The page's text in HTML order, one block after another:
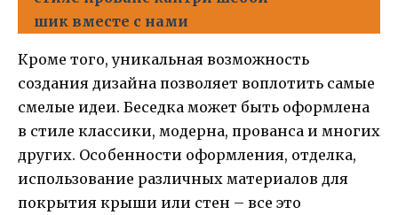
шик вместе с нами
Кроме того, уникальная возможность
создания дизайна позволяет воплотить самые
смелые идеи. Беседка может быть оформлена
в стиле классики, модерна, прованса и многих
других. Особенности оформления, отделка,
использование различных материалов для
покрытия крыши или стен – все это